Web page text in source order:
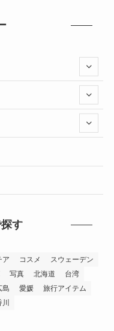
す
ア コスメ
スウェーデン
写真 北海道
台湾
島 愛媛
旅行アイテム